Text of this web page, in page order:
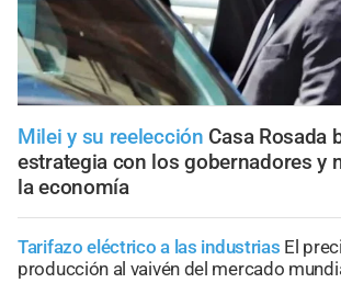
Milei y su reelección Casa Rosada
estrategia con los gobernadores y
la economía
Tarifazo eléctrico a las industrias El
producción al vaivén del mercado